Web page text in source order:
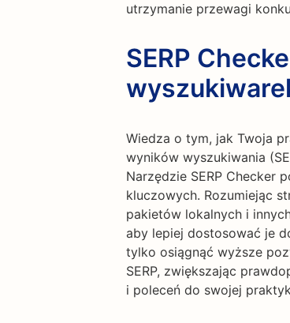
utrzymanie przewagi
SERP
Wiedza o tym, jak Twoja
wyników wyszukiwania
Narzędzie SERP Checker
kluczowych. Rozumiejąc
pakietów lokalnych i
aby lepiej dostosować je
tylko osiągnąć wyższe
SERP, zwiększając
i poleceń do swojej